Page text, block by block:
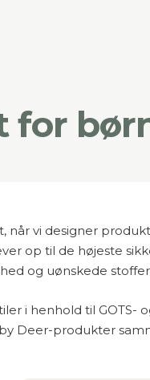
for
vi designer
op til de højeste
og uønskede
i henhold til GOTS-
Deer-produkter